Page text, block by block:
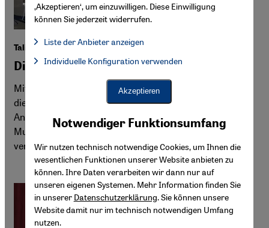
Taliban-Strafrecht in Afghanistan
Die Vier-Klassen-Gesellschaft
Mit einem umstrittenen Strafgesetzbuch konsolidieren
die Taliban ihre Macht in Afghanistan. Nur noch
Anhänger der hanafitischen Denkschule gelten als
Muslime, Sklaverei und Züchtigung sind rechtlich
verankert. Menschenrechtler sind zutiefst besorgt.
Notwendiger Funktionsumfang
Wir nutzen technisch notwendige Cookies, um Ihnen die
wesentlichen Funktionen unserer Website anbieten zu
können. Ihre Daten verarbeiten wir dann nur auf
unseren eigenen Systemen. Mehr Information finden Sie
in unserer Datenschutzerklärung. Sie können unsere
Website damit nur im technisch notwendigen Umfang
nutzen.
‚Akzeptieren‘, um einzuwilligen. Diese Einwilligung
können Sie jederzeit widerrufen.
Liste der Anbieter anzeigen
Facebook Embed / Facebook Connect, Google Maps Embed,
Facebook Embed / Facebook Connect
Google Maps Embed
Individuelle Konfiguration verwenden
Akzeptieren